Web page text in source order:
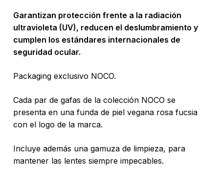
Garantizan protección frente a la radiación
ultravioleta (UV), reducen el deslumbramiento y
cumplen los estándares internacionales de
seguridad ocular.
Packaging exclusivo NOCO.
Cada par de gafas de la colección NOCO se
presenta en una funda de piel vegana rosa fucsia
con el logo de la marca.
Incluye además una gamuza de limpieza, para
mantener las lentes siempre impecables.